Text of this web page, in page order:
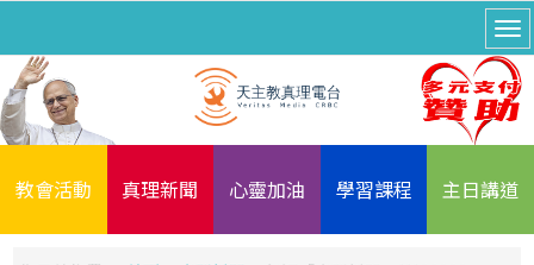
教會活動 真理新聞 心靈加油 學習課程 主日講道